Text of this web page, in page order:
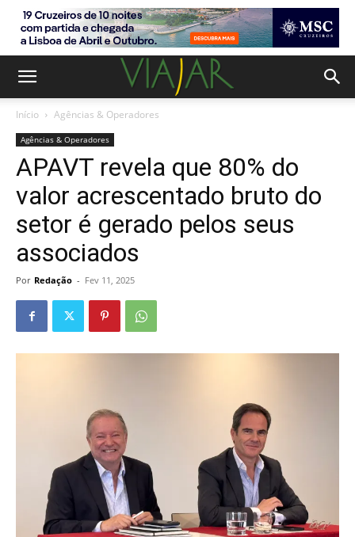
Início Agências & Operadores
Agências & Operadores
APAVT revela que 80% do
valor acrescentado bruto do
setor é gerado pelos seus
associados
Por Redação - Fev 11, 2025